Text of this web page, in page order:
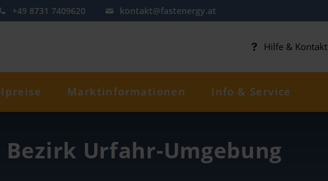
+49 8731 7409620 kontakt@fastenergy.at
Hilfe & Kontakt
Marktinformationen Info & Service
Bezirk Urfahr-Umgebung